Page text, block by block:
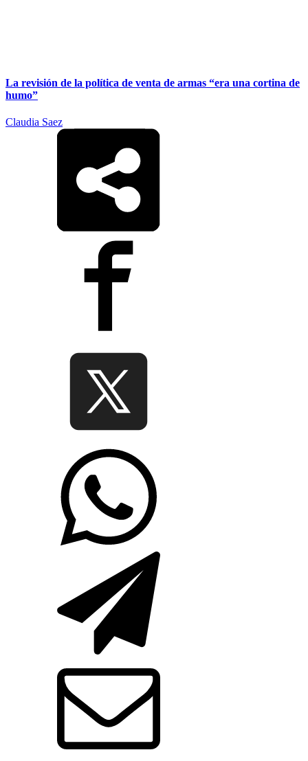
La revisión de la política de venta de armas “era una cortina de
humo”
Claudia Saez